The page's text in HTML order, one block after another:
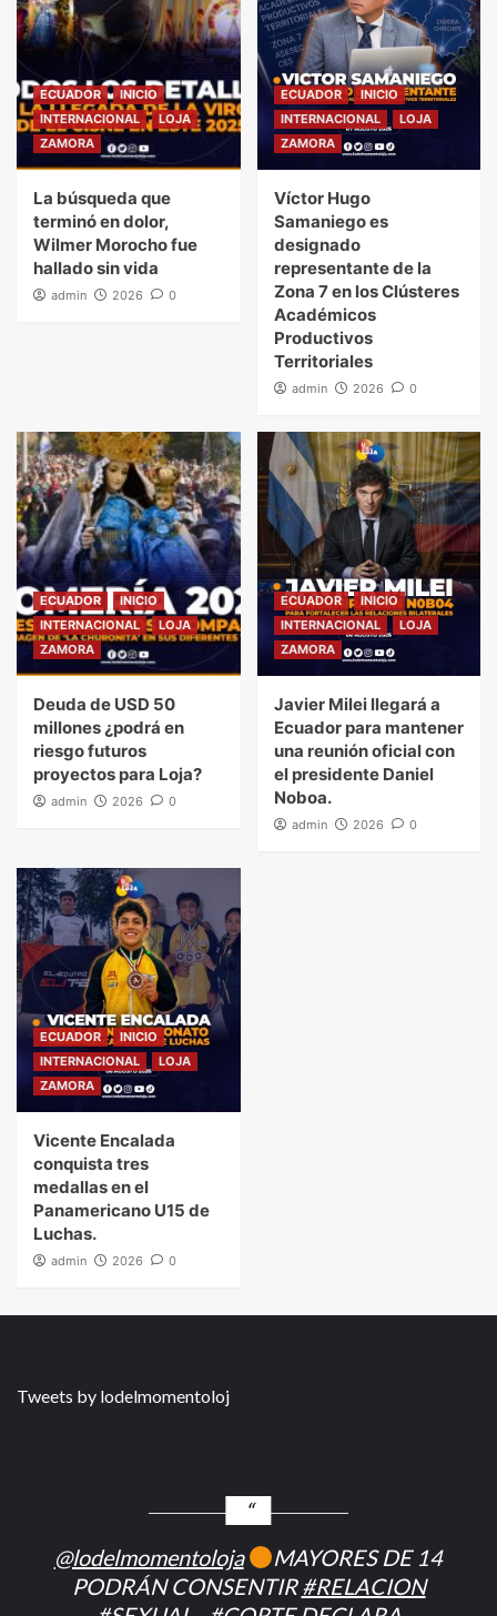
ECUADOR
INICIO
INTERNACIONAL
LOJA
ZAMORA
La búsqueda que
terminó en dolor,
Wilmer Morocho fue
hallado sin vida
admin 2026 0
ECUADOR
INICIO
INTERNACIONAL
LOJA
ZAMORA
Víctor Hugo
Samaniego es
designado
representante de la
Zona 7 en los Clústeres
Académicos
Productivos
Territoriales
admin 2026 0
ECUADOR
INICIO
INTERNACIONAL
LOJA
ZAMORA
Deuda de USD 50
millones ¿podrá en
riesgo futuros
proyectos para Loja?
admin 2026 0
ECUADOR
INICIO
INTERNACIONAL
LOJA
ZAMORA
Javier Milei llegará a
Ecuador para mantener
una reunión oficial con
el presidente Daniel
Noboa.
admin 2026 0
ECUADOR
INICIO
INTERNACIONAL
LOJA
ZAMORA
Vicente Encalada
conquista tres
medallas en el
Panamericano U15 de
Luchas.
admin 2026 0
Tweets by lodelmomentoloj
@lodelmomentoloja
MAYORES DE 14
PODRÁN CONSENTIR#RELACION